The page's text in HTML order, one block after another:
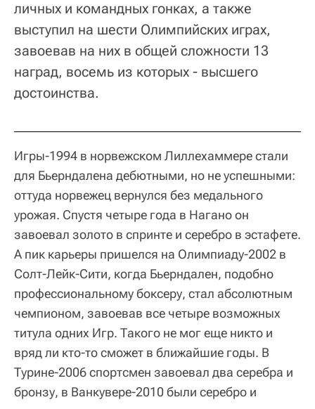
личных и командных гонках, а также
выступил на шести Олимпийских играх,
завоевав на них в общей сложности 13
наград, восемь из которых - высшего
достоинства.
Игры-1994 в норвежском Лиллехаммере стали
для Бьерндалена дебютными, но не успешными:
оттуда норвежец вернулся без медального
урожая. Спустя четыре года в Нагано он
завоевал золото в спринте и серебро в эстафете.
А пик карьеры пришелся на Олимпиаду-2002 в
Солт-Лейк-Сити, когда Бьерндален, подобно
профессиональному боксеру, стал абсолютным
чемпионом, завоевав все четыре возможных
титула одних Игр. Такого не мог еще никто и
вряд ли кто-то сможет в ближайшие годы. В
Турине-2006 спортсмен завоевал два серебра и
бронзу, в Ванкувере-2010 были серебро и